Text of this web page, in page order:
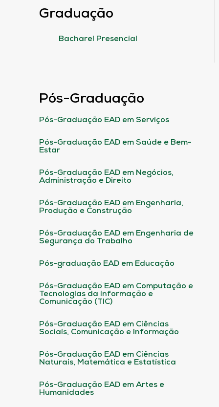
Graduação
Bacharel Presencial
Pós-Graduação
Pós-Graduação EAD em Serviços
Pós-Graduação EAD em Saúde e Bem-
Estar
Pós-Graduação EAD em Negócios,
Administração e Direito
Pós-Graduação EAD em Engenharia,
Produção e Construção
Pós-Graduação EAD em Engenharia de
Segurança do Trabalho
Pós-graduação EAD em Educação
Pós-Graduação EAD em Computação e
Tecnologias da informação e
Comunicação (TIC)
Pós-Graduação EAD em Ciências
Sociais, Comunicação e Informação
Pós-Graduação EAD em Ciências
Naturais, Matemática e Estatística
Pós-Graduação EAD em Artes e
Humanidades